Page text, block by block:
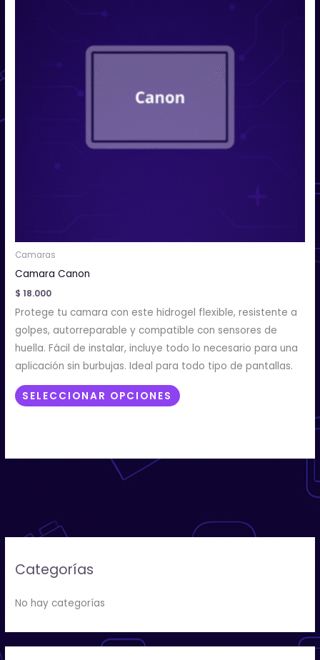
Categorías
No hay categorías
Camaras
Camara Canon
$ 18.000
Protege tu camara con este hidrogel flexible, resistente a
golpes, autorreparable y compatible con sensores de
huella. Fácil de instalar, incluye todo lo necesario para una
aplicación sin burbujas. Ideal para todo tipo de pantallas.
SELECCIONAR OPCIONES
Las
opciones
pueden
en